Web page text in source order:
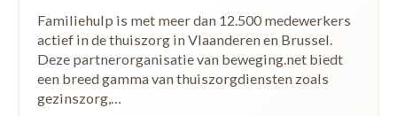
Familiehulp is met meer dan 12.500 medewerkers
actief in de thuiszorg in Vlaanderen en Brussel.
Deze partnerorganisatie van beweging.net biedt
een breed gamma van thuiszorgdiensten zoals
gezinszorg,…